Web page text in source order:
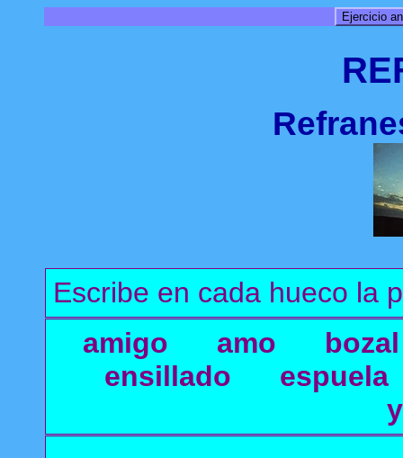
Ejercicio
Escribe en cada hueco la
amigo amo
ensillado